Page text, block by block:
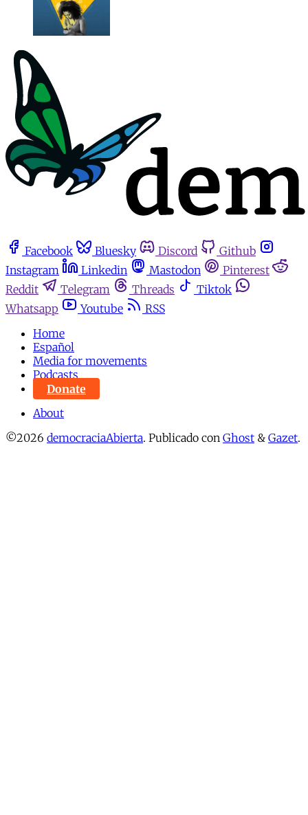
Facebook Bluesky Discord
Github
Instagram
Linkedin Mastodon
Pinterest
Reddit
Telegram Threads
Tiktok
Whatsapp
Youtube
RSS
Home
Español
Media for movements
Podcasts
Donate
About
©2026 democraciaAbierta. Publicado con Ghost & Gazet.